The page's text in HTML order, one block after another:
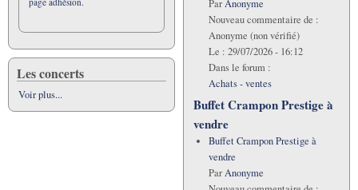
Les concerts
Voir plus...
ParAnonyme
Nouveau commentaire de :
Anonyme (non vérifié)
Le : 29/07/2026 - 16:12
Dans le forum :
Achats - ventes
Buffet Crampon Prestige à
vendre
Buffet Crampon Prestige à
vendre
ParAnonyme